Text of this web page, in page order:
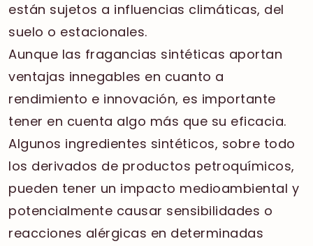
están sujetos a influencias climáticas, del
suelo o estacionales.
Aunque las fragancias sintéticas aportan
ventajas innegables en cuanto a
rendimiento e innovación, es importante
tener en cuenta algo más que su eficacia.
Algunos ingredientes sintéticos, sobre todo
los derivados de productos petroquímicos,
pueden tener un impacto medioambiental y
potencialmente causar sensibilidades o
reacciones alérgicas en determinadas